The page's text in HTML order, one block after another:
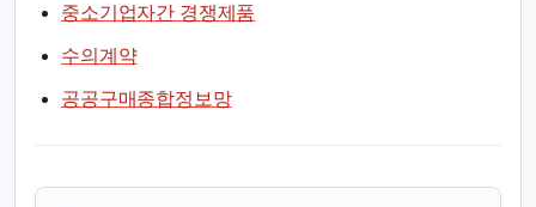
중소기업자간 경쟁제품
수의계약
공공구매종합정보망